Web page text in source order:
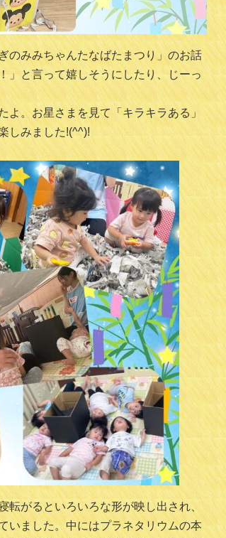
のみみちゃんたなばたまつり」のお話
」と言って嬉しそうにしたり、じーっ
よ。お星さまを見て「キラキラある」
しみました!(^^)!
転がるといろいろな形が映し出され、
いました。中にはプラネタリウムの本